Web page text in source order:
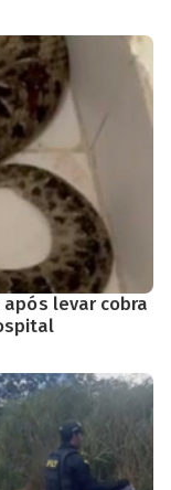
após levar cobra